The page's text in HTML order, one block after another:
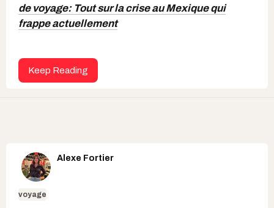
de voyage: Tout sur la crise au Mexique qui
frappe actuellement
Keep Reading
Alexe Fortier
voyage